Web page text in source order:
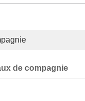
de compagnie